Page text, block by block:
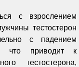
с взрослением
тестостерон
с падением
что приводит к
тестостерона,